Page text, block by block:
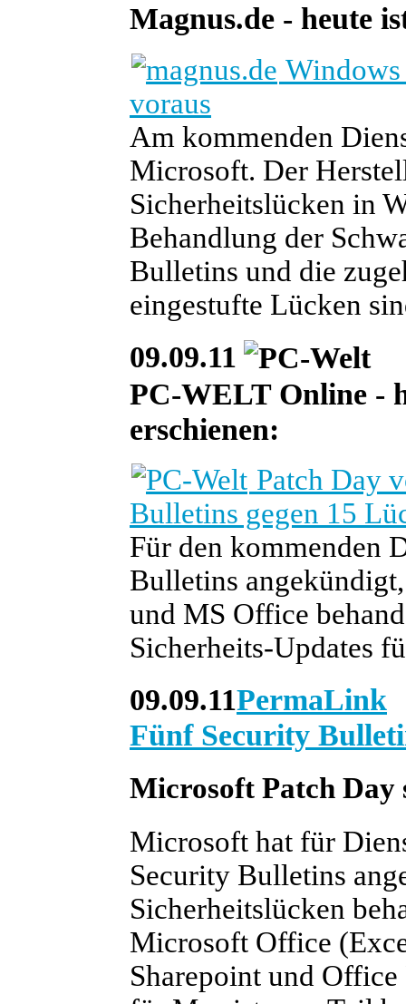
Magnus.de - heute
voraus
Am kommenden
Microsoft. Der
Sicherheitslücken in
Behandlung der
Bulletins und die
eingestufte Lücken
09.09.11
PC-WELT Online -
erschienen:
Patch Day
Bulletins gegen 15
Für den kommenden
Bulletins
und MS Office
Sicherheits-Updates
09.09.11PermaLink
Fünf Security
Microsoft Patch Day
Microsoft hat für
Security Bulletins
Sicherheitslücken
Microsoft Office
Sharepoint und